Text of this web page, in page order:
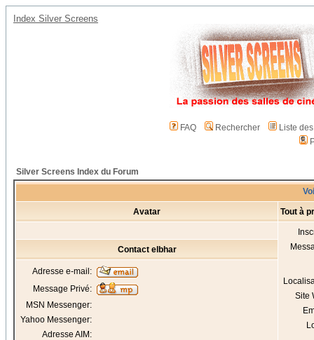
Index Silver Screens
FAQ Rechercher
Liste
Silver Screens Index du Forum
Avatar Tout à
Site
Contact elbhar
Adresse e-mail:
Message Privé:
MSN Messenger:
Yahoo Messenger:
Adresse AIM: